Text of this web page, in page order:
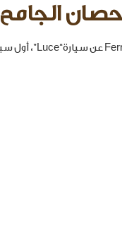
الجامح